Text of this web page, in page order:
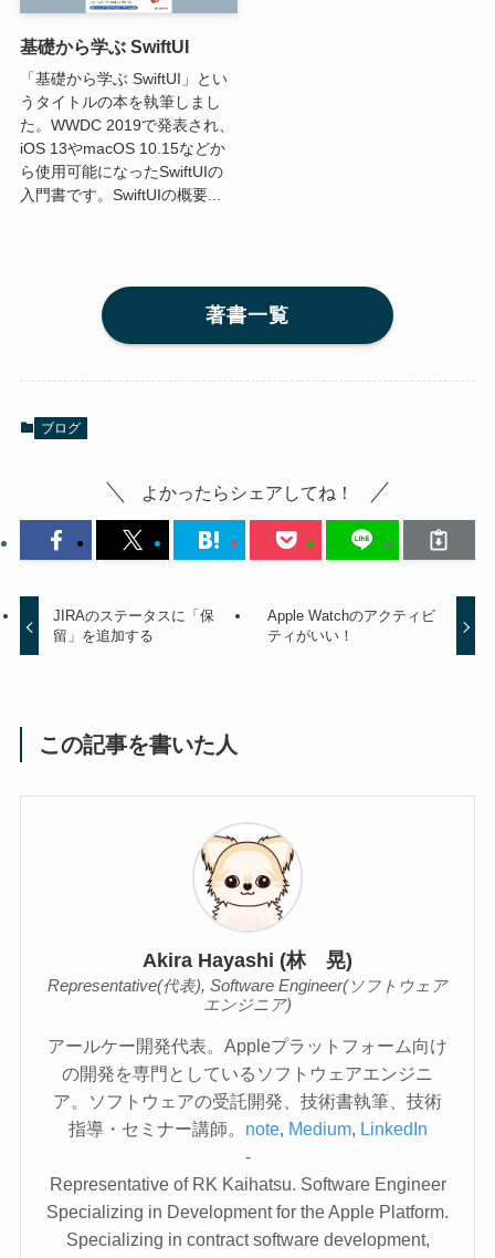
基礎から学ぶ SwiftUI
「基礎から学ぶ SwiftUI」とい
うタイトルの本を執筆しまし
た。WWDC 2019で発表され、
iOS 13やmacOS 10.15などか
ら使用可能になったSwiftUIの
入門書です。SwiftUIの概要...
著書一覧
ブログ
よかったらシェアしてね！
JIRAのステータスに「保
留」を追加する
Apple Watchのアクティビ
ティがいい！
この記事を書いた人
Akira Hayashi (林 晃)
Representative(代表), Software Engineer(ソフトウェア
エンジニア)
アールケー開発代表。Appleプラットフォーム向け
の開発を専門としているソフトウェアエンジニ
ア。ソフトウェアの受託開発、技術書執筆、技術
指導・セミナー講師。 note, Medium, LinkedIn
-
Representative of RK Kaihatsu. Software Engineer
Specializing in Development for the Apple Platform.
Specializing in contract software development,